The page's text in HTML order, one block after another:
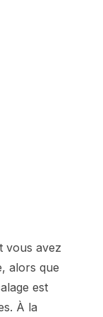
vous avez
alors que
est
À la